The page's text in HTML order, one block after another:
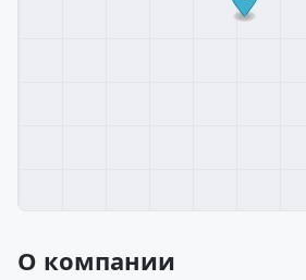
О компании